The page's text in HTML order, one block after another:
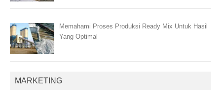
Memahami Proses Produksi Ready Mix Untuk Hasil
Yang Optimal
MARKETING